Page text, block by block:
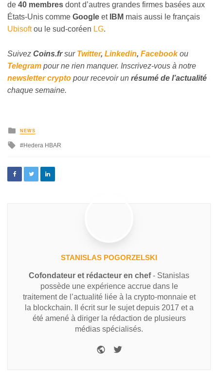
de 40 membres dont d’autres grandes firmes basées aux
États-Unis comme Google et IBM mais aussi le français
Ubisoftou le sud-coréen LG.
Suivez Coins.frsur Twitter, Linkedin, Facebookou
Telegram pour ne rien manquer. Inscrivez-vous à notre
newsletter crypto pour recevoir un résumé de l’actualité
chaque semaine.
NEWS
Hedera HBAR
STANISLAS POGORZELSKI
Cofondateur et rédacteur en chef- Stanislas
possède une expérience accrue dans le
traitement de l’actualité liée à la crypto-monnaie et
la blockchain. Il écrit sur le sujet depuis 2017 et a
été amené à diriger la rédaction de plusieurs
médias spécialisés.